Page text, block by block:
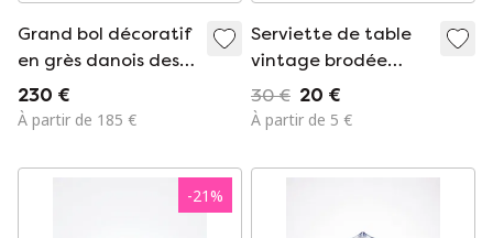
Grand bol décoratif
en grès danois des
années 1960, créé
par Maria Philippi
230 €
À partir de 185 €
Serviette de table
vintage brodée
main en voile de lin -
Fleur bleue
30 € 20 €
À partir de 5 €
-21%